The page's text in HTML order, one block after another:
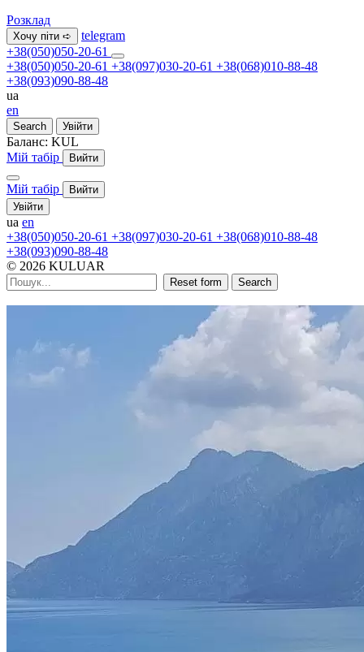
Розклад
Хочу піти ➪
telegram
+38(050)050-20-61
+38(050)050-20-61 +38(097)030-20-61 +38(068)010-88-48
+38(093)090-88-48
ua
en
Search Увійти
Баланс: KUL
Мій табір
Вийти
Мій табір
Вийти
Увійти
ua en
+38(050)050-20-61 +38(097)030-20-61 +38(068)010-88-48
+38(093)090-88-48
© 2026 KULUAR
Reset form Search